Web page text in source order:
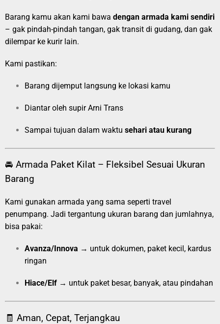
Barang kamu akan kami bawa dengan armada kami sendiri
– gak pindah-pindah tangan, gak transit di gudang, dan gak
dilempar ke kurir lain.
Kami pastikan:
Barang dijemput langsung ke lokasi kamu
Diantar oleh supir Arni Trans
Sampai tujuan dalam waktu sehari atau kurang
🚘 Armada Paket Kilat – Fleksibel Sesuai Ukuran
Barang
Kami gunakan armada yang sama seperti travel
penumpang. Jadi tergantung ukuran barang dan jumlahnya,
bisa pakai:
Avanza/Innova → untuk dokumen, paket kecil, kardus
ringan
Hiace/Elf → untuk paket besar, banyak, atau pindahan
🧾 Aman, Cepat, Terjangkau